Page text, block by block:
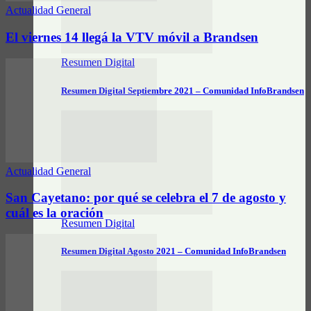
Resumen Digital
Resumen Digital Septiembre 2021 – Comunidad InfoBrandsen
Resumen Digital
Resumen Digital Agosto 2021 – Comunidad InfoBrandsen
Actualidad General
El viernes 14 llegá la VTV móvil a Brandsen
Actualidad General
San Cayetano: por qué se celebra el 7 de agosto y
cuál es la oración